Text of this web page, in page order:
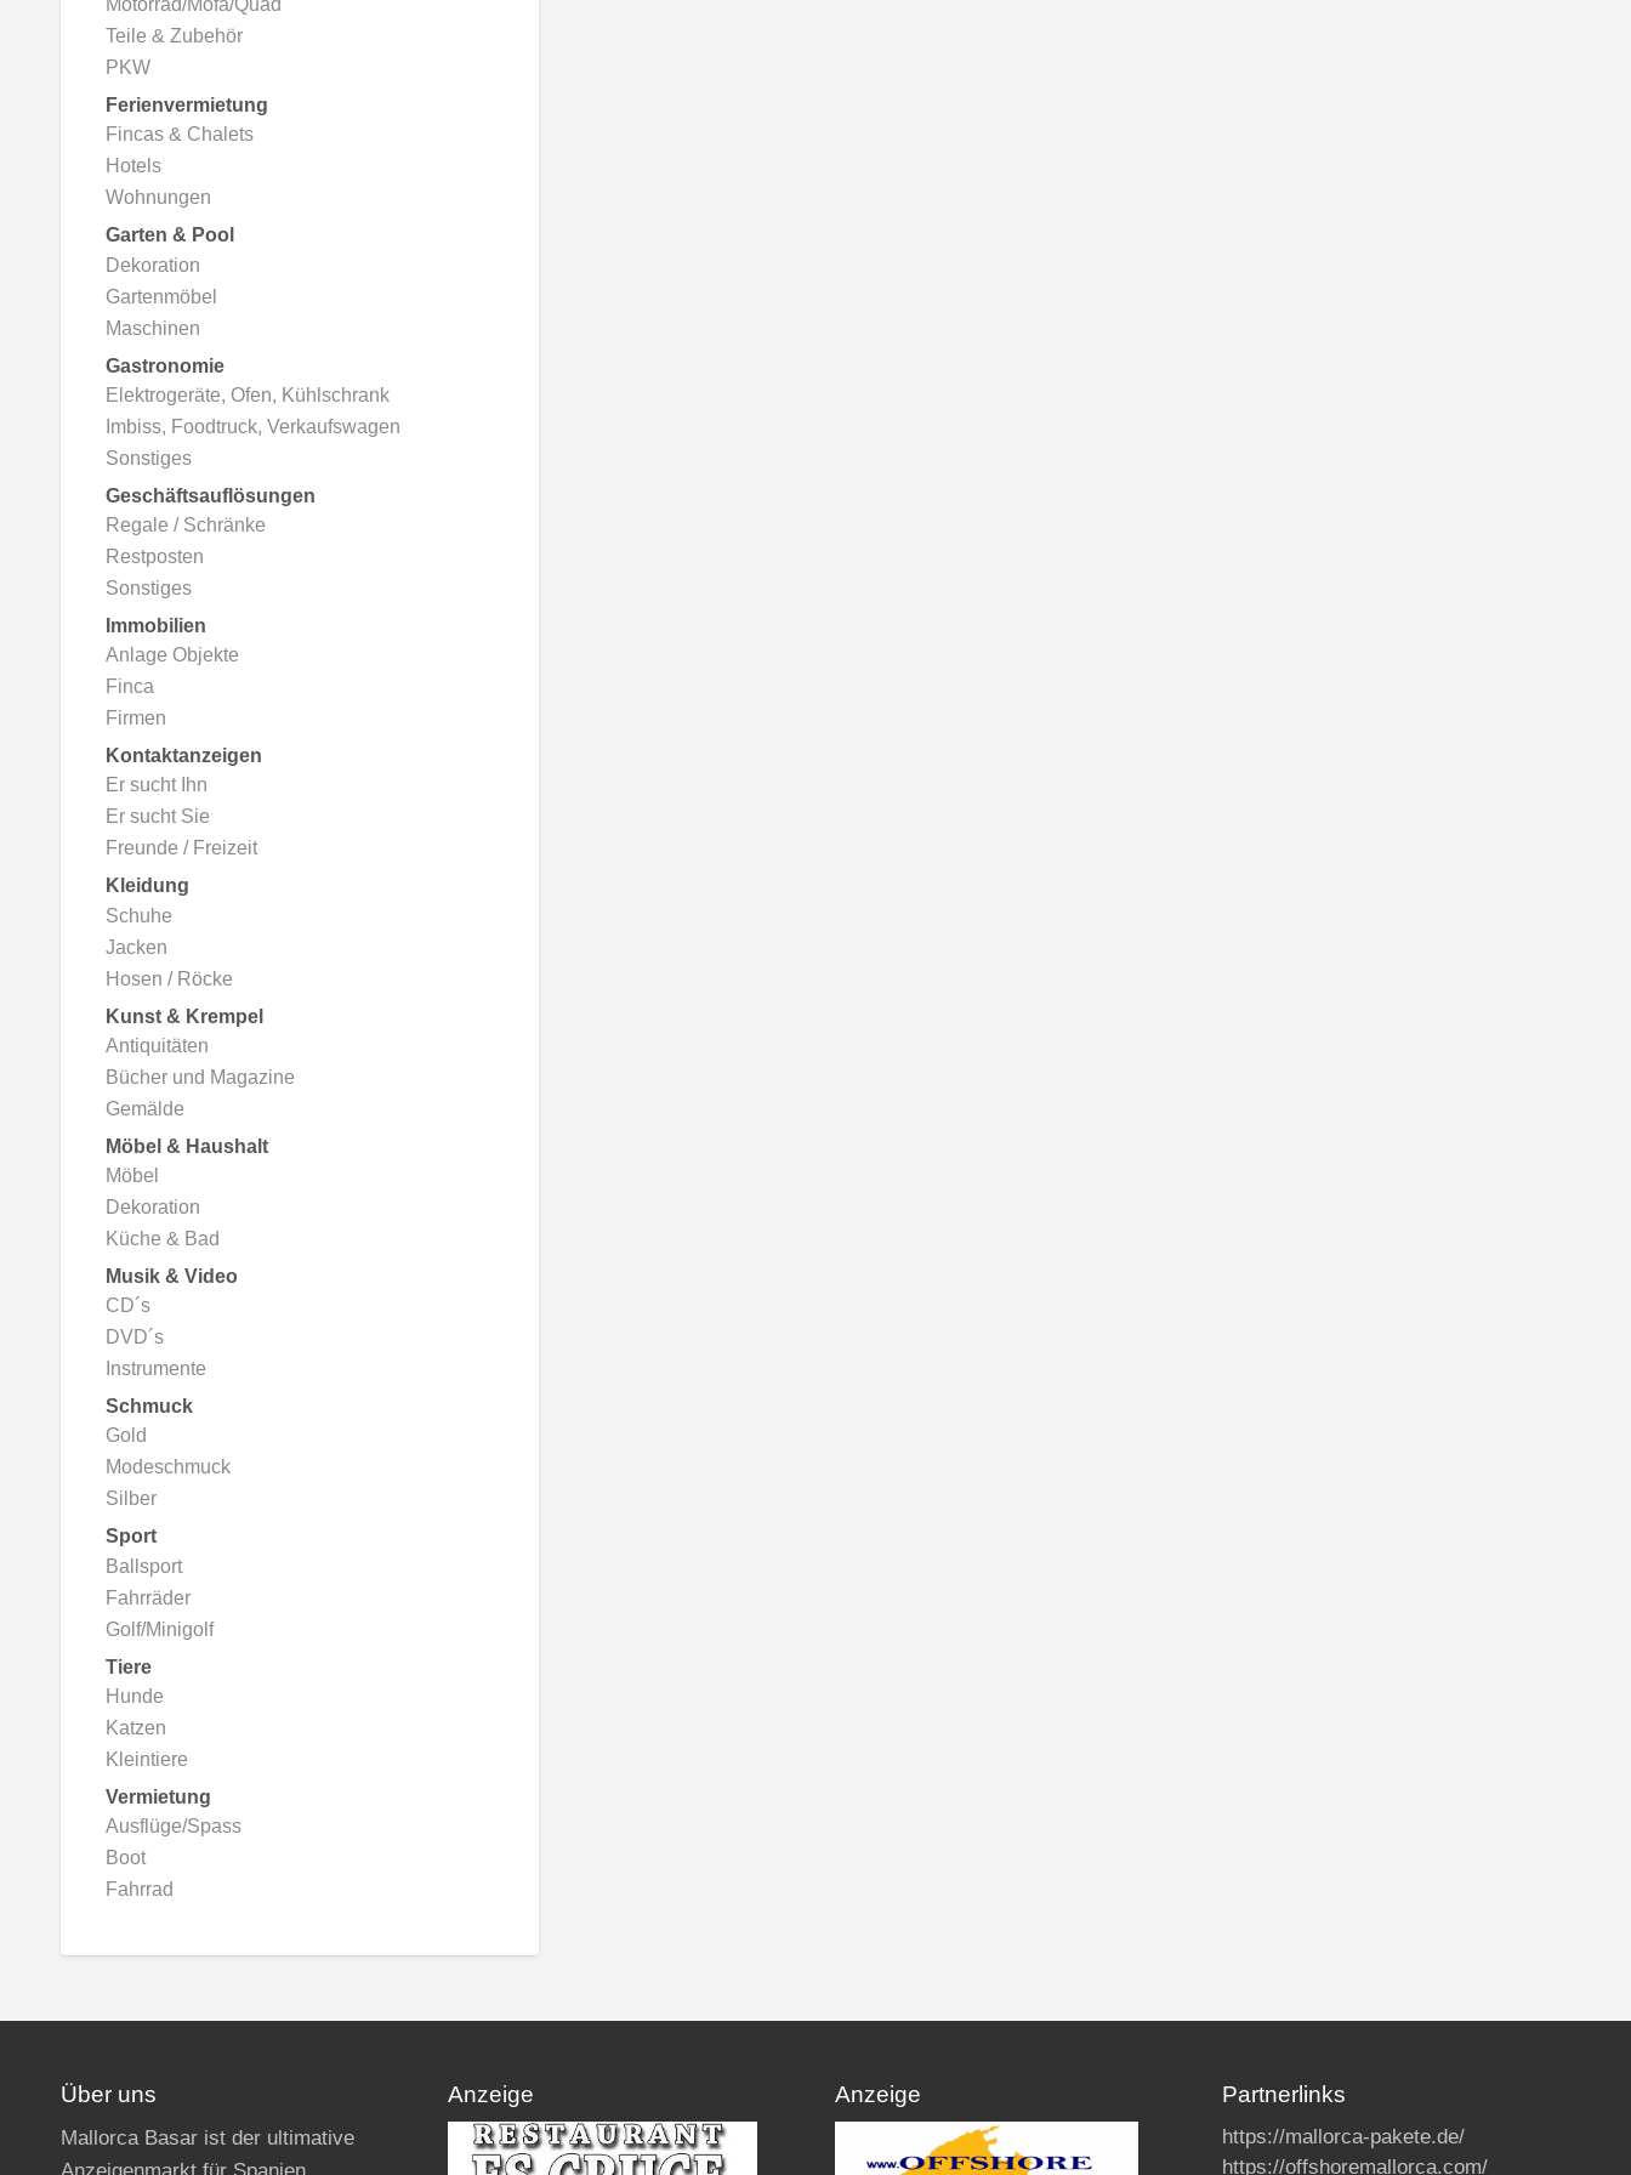
Motorrad/Mofa/Quad
Teile & Zubehör
PKW
Ferienvermietung
Fincas & Chalets
Hotels
Wohnungen
Garten & Pool
Dekoration
Gartenmöbel
Maschinen
Gastronomie
Elektrogeräte, Ofen, Kühlschrank
Imbiss, Foodtruck, Verkaufswagen
Sonstiges
Geschäftsauflösungen
Regale / Schränke
Restposten
Sonstiges
Immobilien
Anlage Objekte
Finca
Firmen
Kontaktanzeigen
Er sucht Ihn
Er sucht Sie
Freunde / Freizeit
Kleidung
Schuhe
Jacken
Hosen / Röcke
Kunst & Krempel
Antiquitäten
Bücher und Magazine
Gemälde
Möbel & Haushalt
Möbel
Dekoration
Küche & Bad
Musik & Video
CD´s
DVD´s
Instrumente
Schmuck
Gold
Modeschmuck
Silber
Sport
Ballsport
Fahrräder
Golf/Minigolf
Tiere
Hunde
Katzen
Kleintiere
Vermietung
Ausflüge/Spass
Boot
Fahrrad
Über uns
Mallorca Basar ist der ultimative
Anzeigenmarkt für Spanien,
Anzeige Anzeige Partnerlinks
https://mallorca-pakete.de/
https://offshoremallorca.com/